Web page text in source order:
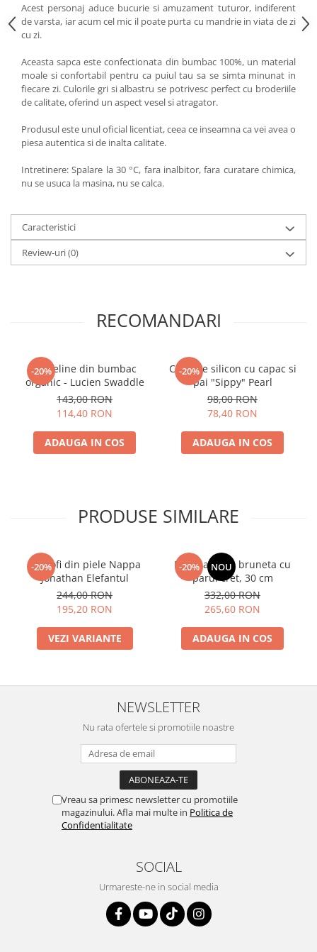
Acest personaj aduce bucurie si amuzament tuturor, indiferent
de varsta, iar acum cel mic il poate purta cu mandrie in viata de zi
cu zi.
Aceasta sapca este confectionata din bumbac 100%, un material
moale si confortabil pentru ca puiul tau sa se simta minunat in
fiecare zi. Culorile gri si albastru se potrivesc perfect cu broderiile
de calitate, oferind un aspect vesel si atragator.
Produsul este unul oficial licentiat, ceea ce inseamna ca vei avea o
piesa autentica si de inalta calitate.
Intretinere: Spalare la 30 °C, fara inalbitor, fara curatare chimica,
nu se usuca la masina, nu se calca.
Caracteristici
Review-uri(0)
RECOMANDARI
-20%
Museline din bumbac
organic - Lucien Swaddle
143,00 RON
114,40 RON
ADAUGA IN COS
-20%
Cana de silicon cu capac si
pai "Sippy" Pearl
98,00 RON
78,40 RON
ADAUGA IN COS
PRODUSE SIMILARE
-20%
Pantofi din piele Nappa
Jonathan Elefantul
244,00 RON
195,20 RON
VEZI VARIANTE
-20% NOU
Papusa Mia - bruneta cu
parul cret, 30 cm
332,00 RON
265,60 RON
ADAUGA IN COS
NEWSLETTER
Nu rata ofertele si promotiile noastre
Vreau sa primesc newsletter cu promotiile
magazinului. Afla mai multe in Politica de
Confidentialitate
SOCIAL
Urmareste-ne in social media